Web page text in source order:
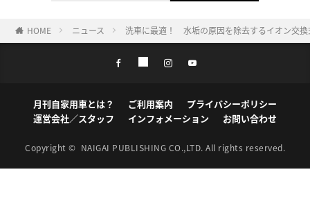
HOME ニュース 洗車に最適！ 水垢の原因を除去するイオン交換
月刊自家用車とは？ ご利用案内
プライバシーポリシー
運営会社／スタッフ
インフォメーション お問い合わせ
Copyright © NAIGAI PUBLISHING CO.,LTD. All rights reserved.